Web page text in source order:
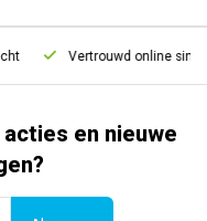
Vertrouwd online sinds
en nieuwe